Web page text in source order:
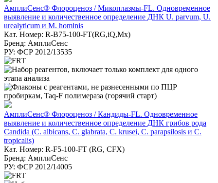
АмплиСенс® Флороценоз / Микоплазмы-FL. Одновременное
выявление и количественное определение ДНК U. parvum, U.
urealyticum и M. hominis
Кат. Номер: R-B75-100-FT(RG,iQ,Mx)
Бренд: АмплиСенс
РУ: ФСР 2012/13535
АмплиСенс® Флороценоз / Кандиды-FL. Одновременное
выявление и количественное определение ДНК грибов рода
Candida (C. albicans, C. glabrata, C. krusei, C. parapsilosis и C.
tropicalis)
Кат. Номер: R-F5-100-FT (RG, CFX)
Бренд: АмплиСенс
РУ: ФСР 2012/14005